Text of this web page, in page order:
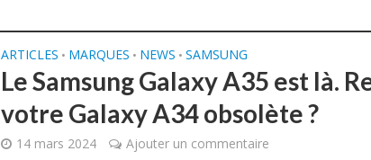
ARTICLES • MARQUES • NEWS • SAMSUNG
Le Samsung Galaxy A35 est là.
votre Galaxy A34 obsolète ?
14 mars 2024 Ajouter un commentaire